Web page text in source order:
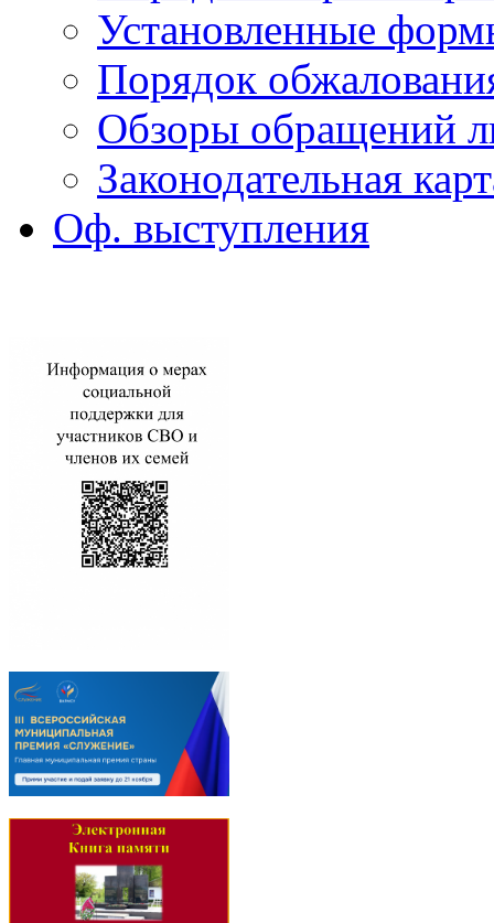
Установленные
Порядок
Обзоры обращений
Законодательная
Оф. выступления